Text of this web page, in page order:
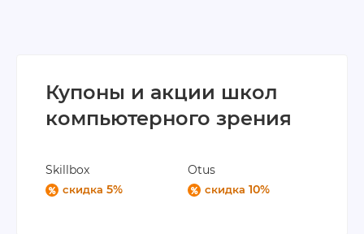
Купоны и акции школ
компьютерного зрения
Skillbox
скидка 5%
Otus
скидка 10%